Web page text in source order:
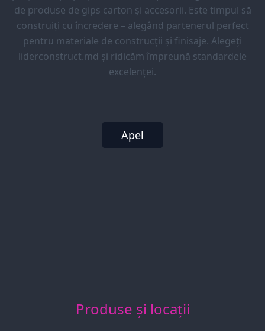
de produse de gips carton și accesorii. Este timpul să
construiți cu încredere – alegând partenerul perfect
pentru materiale de construcții și finisaje. Alegeți
liderconstruct.md și ridicăm împreună standardele
excelenței.
Apel
Produse și locații